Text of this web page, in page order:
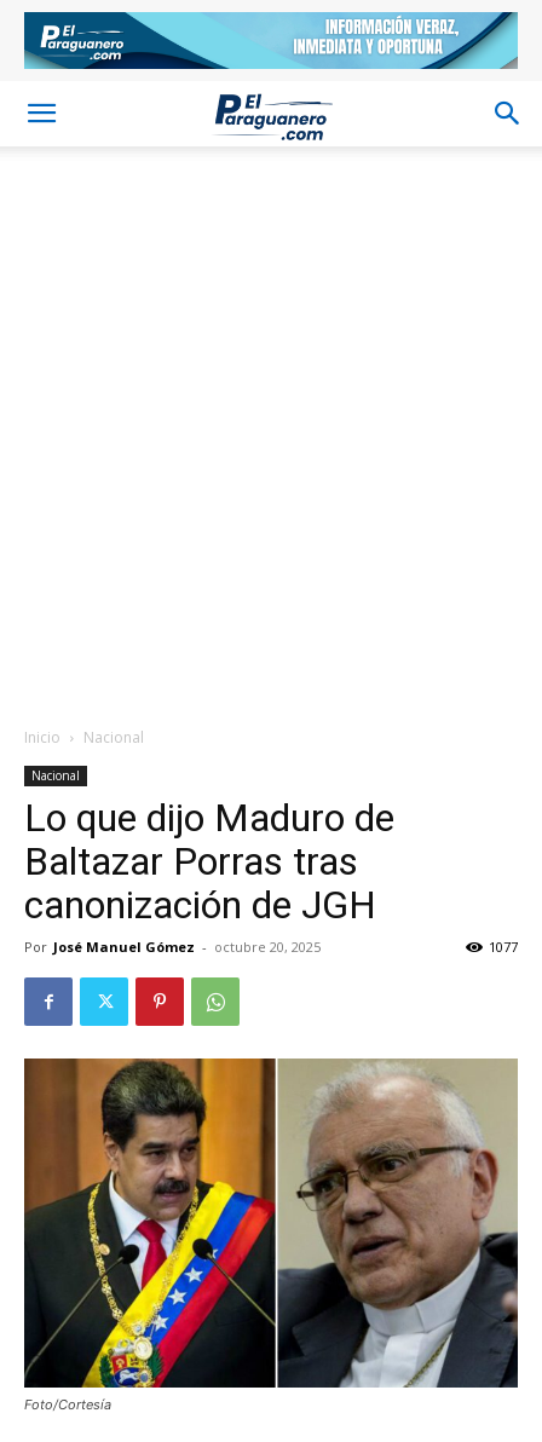
Inicio Nacional
Nacional
Lo que dijo Maduro de
Baltazar Porras tras
canonización de JGH
Por José Manuel Gómez - octubre 20, 2025 1077
Foto/Cortesía